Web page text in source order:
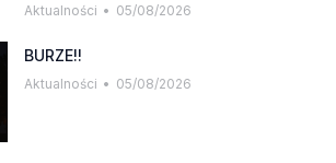
Aktualności 05/08/2026
BURZE!!
Aktualności 05/08/2026